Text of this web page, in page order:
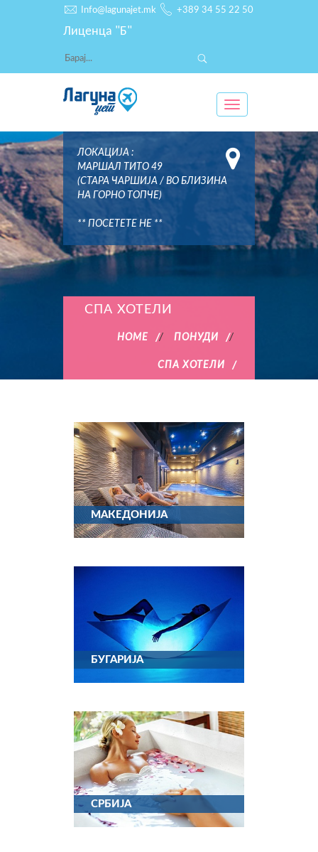
Info@lagunajet.mk +389 34 55 22 50
Лиценца "Б"
Toggle
ЛОКАЦИЈА :
МАРШАЛ ТИТО 49
(СТАРА ЧАРШИЈА / ВО БЛИЗИНА
НА ГОРНО ТОПЧЕ)
** ПОСЕТЕТЕ НЕ **
СПА ХОТЕЛИ
HOME / ПОНУДИ /
СПА ХОТЕЛИ
МАКЕДОНИЈА
БУГАРИЈА
СРБИЈА